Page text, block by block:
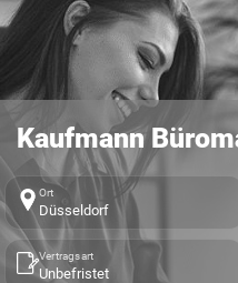
Kaufmann
Ort
Düsseldorf
Vertragsart
Unbefristet